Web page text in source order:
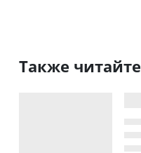
Также читайте